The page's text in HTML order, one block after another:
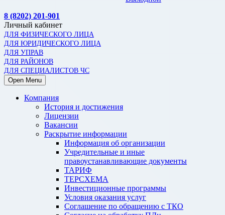
8 (8202) 201-901
Личный кабинет
ДЛЯ ФИЗИЧЕСКОГО ЛИЦА
ДЛЯ ЮРИДИЧЕСКОГО ЛИЦА
ДЛЯ УПРАВ
ДЛЯ РАЙОНОВ
ДЛЯ СПЕЦИАЛИСТОВ ЧС
Open Menu
Компания
История и достижения
Лицензии
Вакансии
Раскрытие информации
Информация об организации
Учредительные и иные
правоустанавливающие документы
ТАРИФ
ТЕРСХЕМА
Инвестиционные программы
Условия оказания услуг
Соглашение по обращению с ТКО